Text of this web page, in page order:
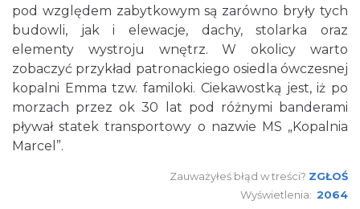
pod względem zabytkowym są zarówno bryły tych
budowli, jak i elewacje, dachy, stolarka oraz
elementy wystroju wnętrz. W okolicy warto
zobaczyć przykład patronackiego osiedla ówczesnej
kopalni Emma tzw. familoki. Ciekawostką jest, iż po
morzach przez ok 30 lat pod różnymi banderami
pływał statek transportowy o nazwie MS „Kopalnia
Marcel”.
Zauważyłeś błąd w treści? ZGŁOŚ
Wyświetlenia: 2064